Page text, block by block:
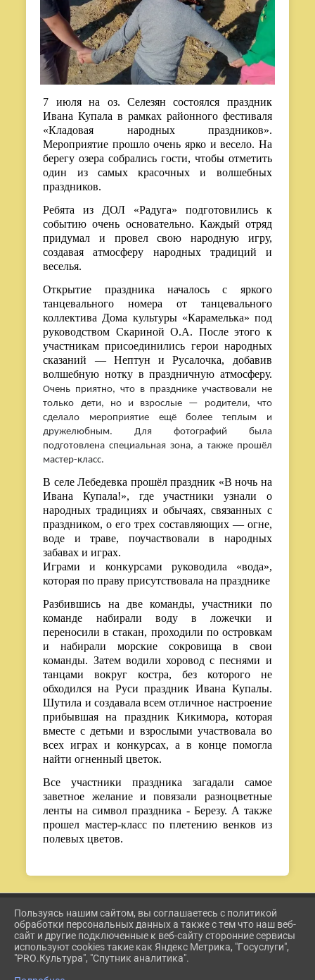
7 июля на оз. Селезян состоялся праздник
Ивана Купала в рамках районного фестиваля
«Кладовая народных праздников».
Мероприятие прошло очень ярко и весело. На
берегу озера собрались гости, чтобы отметить
один из самых красочных и волшебных
праздников.
Ребята из ДОЛ «Радуга» подготовились к
событию очень основательно. Каждый отряд
придумал и провел свою народную игру,
создавая атмосферу народных традиций и
веселья.
Открытие праздника началось с яркого
танцевального номера от танцевального
коллектива Дома культуры «Карамелька» под
руководством Скариной О.А. После этого к
участникам присоединились герои народных
сказаний — Нептун и Русалочка, добавив
волшебную нотку в праздничную атмосферу.
Очень приятно, что в празднике участвовали не
только дети, но и взрослые — родители, что
сделало мероприятие ещё более теплым и
дружелюбным. Для фотографий была
подготовлена специальная зона, а также прошёл
мастер-класс.
В селе Лебедевка прошёл праздник «В ночь на
Ивана Купала!», где участники узнали о
народных традициях и обычаях, связанных с
праздником, о его трех составляющих — огне,
воде и траве, поучаствовали в народных
забавах и играх.
Играми и конкурсами руководила «вода»,
которая по праву присутствовала на празднике
Разбившись на две команды, участники по
команде набирали воду в ложечки и
переносили в стакан, проходили по островкам
и набирали морские сокровища в свои
команды. Затем водили хоровод с песнями и
танцами вокруг костра, без которого не
обходился на Руси праздник Ивана Купалы.
Шутила и создавала всем отличное настроение
прибывшая на праздник Кикимора, которая
вместе с детьми и взрослыми участвовала во
всех играх и конкурсах, а в конце помогла
найти огненный цветок.
Все участники праздника загадали самое
заветное желание и повязали разноцветные
ленты на символ праздника - Березу. А также
прошел мастер-класс по плетению венков из
полевых цветов.
2026 Г. ETKUL-KULTURA.RU
ВХОД
КАРТА САЙТА
ПОЛИТИКА ОБРАБОТКИ ПЕРСОНАЛЬНЫХ ДАННЫХ
Пользуясь нашим сайтом, вы соглашаетесь с политикой
обработки персональных данных а также с тем что наш веб-
сайт и другие подключенные к веб-сайту сторонние сервисы
используют cookies такие как Яндекс Метрика, "Госуслуги",
"PRO.Культура", "Спутник аналитика".